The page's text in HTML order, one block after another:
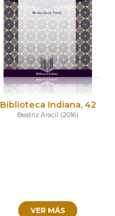
Biblioteca Indiana, 42
Beatriz Aracil (2016)
VER MÁS